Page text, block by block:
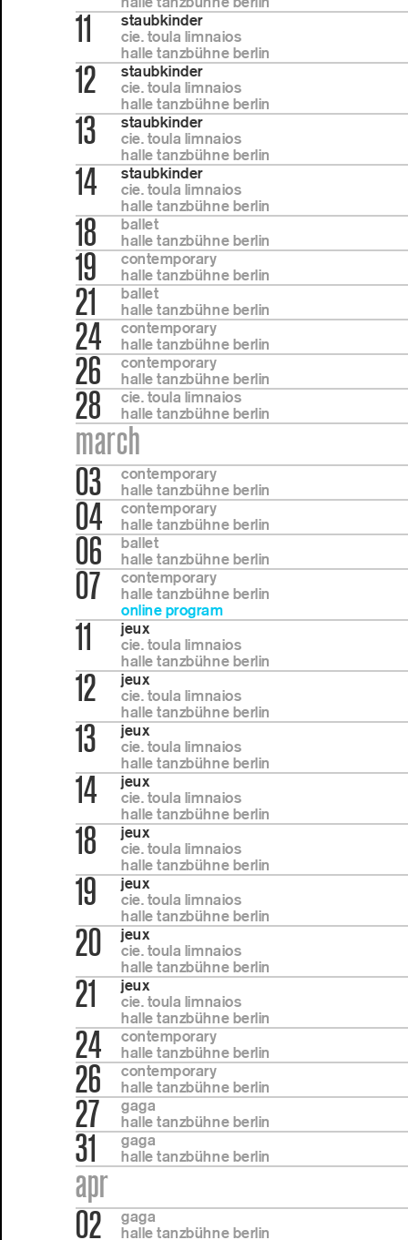
11
staubkinder
cie. toula limnaios
halle tanzbühne berlin
12
staubkinder
cie. toula limnaios
halle tanzbühne berlin
13
staubkinder
cie. toula limnaios
halle tanzbühne berlin
14
staubkinder
cie. toula limnaios
halle tanzbühne berlin
18
ballet
halle tanzbühne berlin
19
contemporary
halle tanzbühne berlin
21
ballet
halle tanzbühne berlin
24
contemporary
halle tanzbühne berlin
26
contemporary
halle tanzbühne berlin
28
cie. toula limnaios
halle tanzbühne berlin
march
03
contemporary
halle tanzbühne berlin
04
contemporary
halle tanzbühne berlin
06
ballet
halle tanzbühne berlin
07
contemporary
halle tanzbühne berlin
online program
11
jeux
cie. toula limnaios
halle tanzbühne berlin
12
jeux
cie. toula limnaios
halle tanzbühne berlin
13
jeux
cie. toula limnaios
halle tanzbühne berlin
14
jeux
cie. toula limnaios
halle tanzbühne berlin
18
jeux
cie. toula limnaios
halle tanzbühne berlin
19
jeux
cie. toula limnaios
halle tanzbühne berlin
20
jeux
cie. toula limnaios
halle tanzbühne berlin
21
jeux
cie. toula limnaios
halle tanzbühne berlin
24
contemporary
halle tanzbühne berlin
26
contemporary
halle tanzbühne berlin
27
gaga
halle tanzbühne berlin
31
gaga
halle tanzbühne berlin
apr
02
gaga
halle tanzbühne berlin